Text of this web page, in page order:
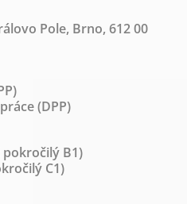
Pole, Brno, 612 00
(DPP)
B1)
C1)